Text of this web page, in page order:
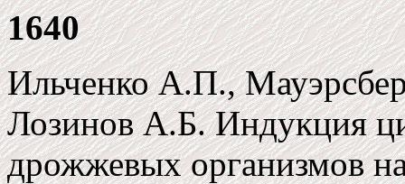
1640
Ильченко А.П.,
Лозинов А.Б. Индукция
дрожжевых организмов